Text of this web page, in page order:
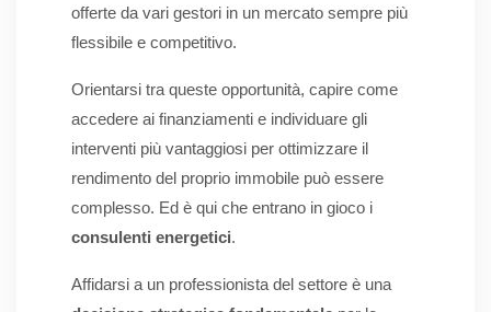
offerte da vari gestori in un mercato sempre più
flessibile e competitivo.
Orientarsi tra queste opportunità, capire come
accedere ai finanziamenti e individuare gli
interventi più vantaggiosi per ottimizzare il
rendimento del proprio immobile può essere
complesso. Ed è qui che entrano in gioco i
consulenti energetici.
Affidarsi a un professionista del settore è una